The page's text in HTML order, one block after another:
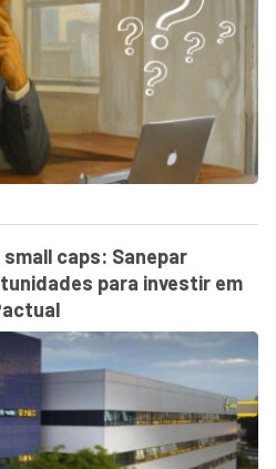
caps: Sanepar
para investir em